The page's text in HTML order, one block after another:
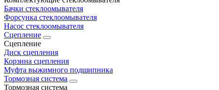
Бачки стеклоомывателя
Форсунка стеклоомывателя
Насос стеклоомывателя
Сцепление
Сцепление
Диск сцепления
Корзина сцепления
Муфта выжимного подшипника
Тормозная система
Тормозная система